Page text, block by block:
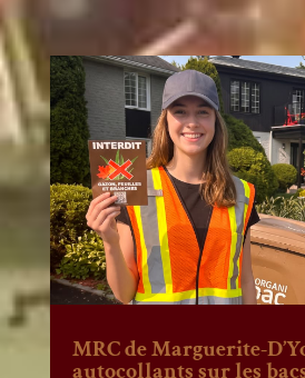
MRC de Marguerite-
autocollants sur les